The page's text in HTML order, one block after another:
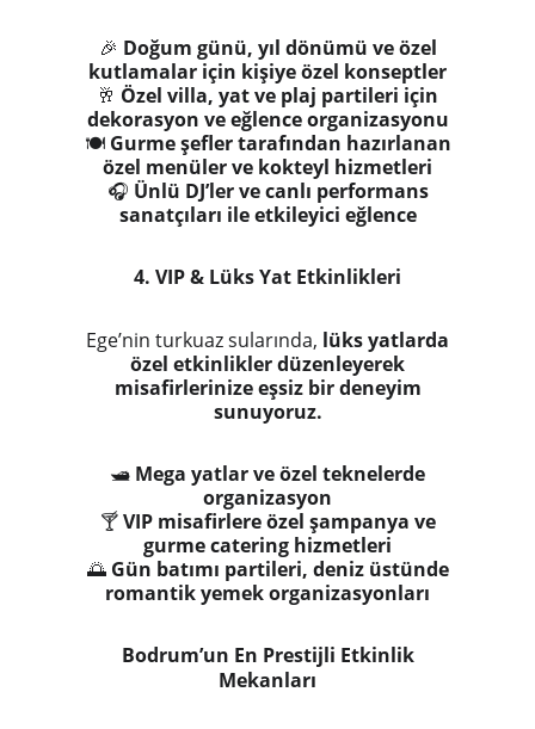
🎉 Doğum günü, yıl dönümü ve özel
kutlamalar için kişiye özel konseptler
🥂 Özel villa, yat ve plaj partileri için
dekorasyon ve eğlence organizasyonu
🍽 Gurme şefler tarafından hazırlanan
özel menüler ve kokteyl hizmetleri
🎧 Ünlü DJ’ler ve canlı performans
sanatçıları ile etkileyici eğlence
4. VIP & Lüks Yat Etkinlikleri
Ege’nin turkuaz sularında, lüks yatlarda
özel etkinlikler düzenleyerek
misafirlerinize eşsiz bir deneyim
sunuyoruz.
🛥 Mega yatlar ve özel teknelerde
organizasyon
🍸VIP misafirlere özel şampanya ve
gurme catering hizmetleri
🌅 Gün batımı partileri, deniz üstünde
romantik yemek organizasyonları
Bodrum’un En Prestijli Etkinlik
Mekanları